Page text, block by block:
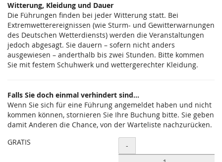
Witterung, Kleidung und Dauer
Die Führungen finden bei jeder Witterung statt. Bei
Extremwetterereignissen (wie Sturm- und Gewitterwarnungen
des Deutschen Wetterdiensts) werden die Veranstaltungen
jedoch abgesagt. Sie dauern – sofern nicht anders
ausgewiesen – anderthalb bis zwei Stunden. Bitte kommen
Sie mit festem Schuhwerk und wettergerechter Kleidung.
Falls Sie doch einmal verhindert sind...
Wenn Sie sich für eine Führung angemeldet haben und nicht
kommen können, stornieren Sie Ihre Buchung bitte. Sie geben
damit Anderen die Chance, von der Warteliste nachzurücken.
GRATIS
Menge
-